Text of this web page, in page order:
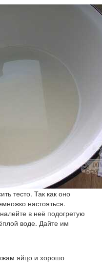
тесто. Так как оно
настояться.
в неё подогретую
воде. Дайте им
яйцо и хорошо